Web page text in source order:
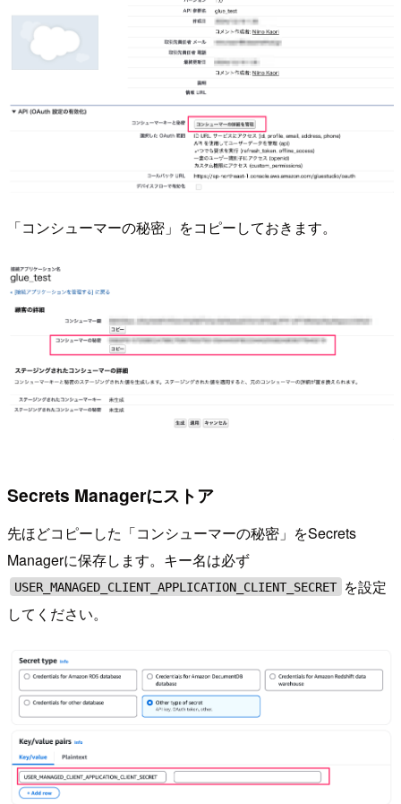
「コンシューマーの秘密」をコピーしておきます。
Secrets Managerにストア
先ほどコピーした「コンシューマーの秘密」をSecrets
Managerに保存します。キー名は必ず
USER_MANAGED_CLIENT_APPLICATION_CLIENT_SECRET
を設定
してください。